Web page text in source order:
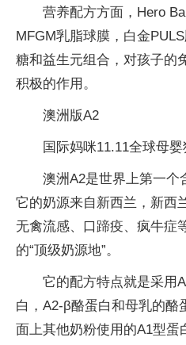
营养配方方面，Hero
MFGM乳脂球膜，白金
糖和益生元组合，对孩子的
积极的作用。
澳洲版A2
国际妈咪11.11全球母婴
澳洲A2是世界上第一个
它的奶源来自新西兰，新西
无禽流感、口蹄疫、疯牛症
的“顶级奶源地”。
它的配方特点就是采用
白，A2-β酪蛋白和母乳的酪
面上其他奶粉使用的A1型蛋